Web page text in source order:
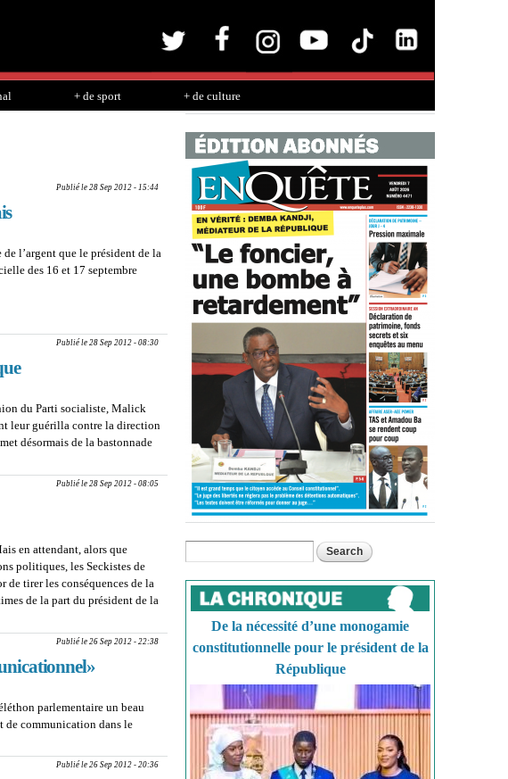
+ de sport + de culture
Publié le 28 Sep 2012 - 15:44
l’argent que le président de la
des 16 et 17 septembre
Publié le 28 Sep 2012 - 08:30
du Parti socialiste, Malick
leur guérilla contre la direction
désormais de la bastonnade
des mots qui précède la
Publié le 28 Sep 2012 - 08:05
en attendant, alors que
politiques, les Seckistes de
de tirer les conséquences de la
de la part du président de la
Publié le 26 Sep 2012 - 22:38
parlementaire un beau
de communication dans le
couac
Publié le 26 Sep 2012 - 20:36
Search form
De la nécessité d’une monogamie
constitutionnelle pour le président de la
République